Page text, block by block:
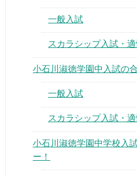
▶
▶
一般入試
スカラシップ入試・
小石川淑徳学園中入試の
一般入試
スカラシップ入試・
小石川淑徳学園中学校入
ー！